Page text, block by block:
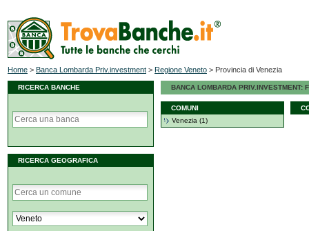
Home > Banca Lombarda Priv.investment > Regione Veneto > Provincia di Venezia
RICERCA BANCHE
RICERCA GEOGRAFICA
BANCA LOMBARDA PRIV.INVESTMENT:
COMUNI
Venezia (1)